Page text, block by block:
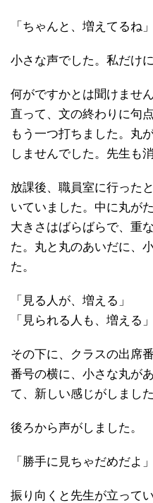
「ちゃんと、増えてるね」
小さな声でした。私だけ
何がですかとは聞けませ
直って、文の終わりに句
もう一つ打ちました。丸
しませんでした。先生も
放課後、職員室に行った
いていました。中に丸が
大きさはばらばらで、重
た。丸と丸のあいだに、
た。
「見る人が、増える」
「見られる人も、増える」
その下に、クラスの出席
番号の横に、小さな丸が
て、新しい感じがしました
後ろから声がしました。
「勝手に見ちゃだめだよ」
振り向くと先生が立って